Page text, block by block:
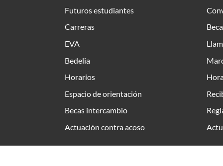
Futuros estudiantes
Carreras
EVA
Bedelia
Horarios
Espacio de orientación
Becas intercambio
Actuación contra acoso